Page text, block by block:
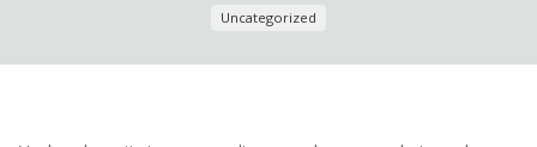
Uncategorized